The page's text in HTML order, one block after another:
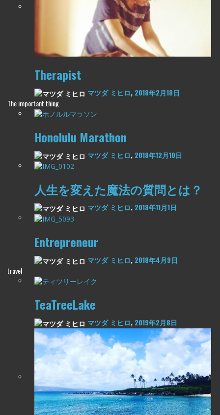
Therapist
マツダ ミヒロ, 2018年2月18日
The important thing
Honolulu Marathon
マツダ ミヒロ, 2018年12月10日
人生を変えた魔法の質問とは？
マツダ ミヒロ, 2018年11月1日
Entrepreneur
マツダ ミヒロ, 2018年4月9日
travel
TeaTreeLake
マツダ ミヒロ, 2019年2月8日